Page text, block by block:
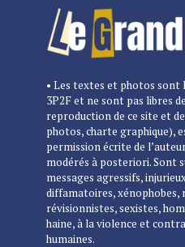
• Les textes et photos sont
3P2F et ne sont pas libres
reproduction de ce site et
photos, charte graphique),
permission écrite de
modérés à posteriori. Sont
messages agressifs,
diffamatoires, xénophobes,
révisionnistes, sexistes,
haine, à la violence et
humaines.